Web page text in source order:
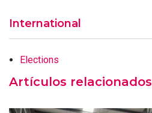
International
Elections
Artículos relacionados